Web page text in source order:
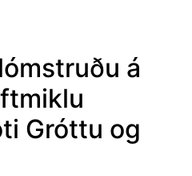
á
Gróttu og